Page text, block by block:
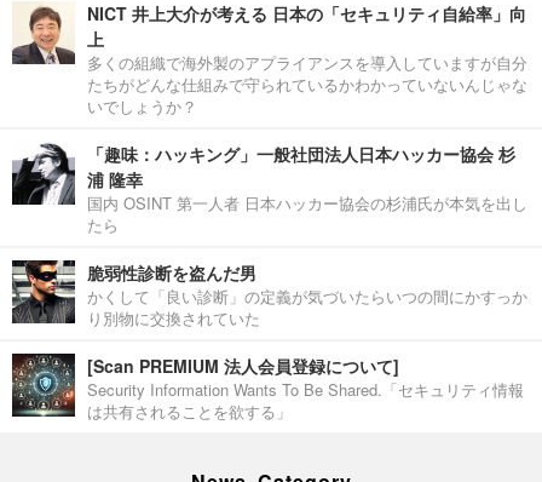
NICT 井上大介が考える 日本の「セキュリティ自給率」向
上
多くの組織で海外製のアプライアンスを導入していますが自分
たちがどんな仕組みで守られているかわかっていないんじゃな
いでしょうか？
「趣味：ハッキング」一般社団法人日本ハッカー協会 杉
浦 隆幸
国内 OSINT 第一人者 日本ハッカー協会の杉浦氏が本気を出し
たら
脆弱性診断を盗んだ男
かくして「良い診断」の定義が気づいたらいつの間にかすっか
り別物に交換されていた
[Scan PREMIUM 法人会員登録について]
Security Information Wants To Be Shared.「セキュリティ情報
は共有されることを欲する」